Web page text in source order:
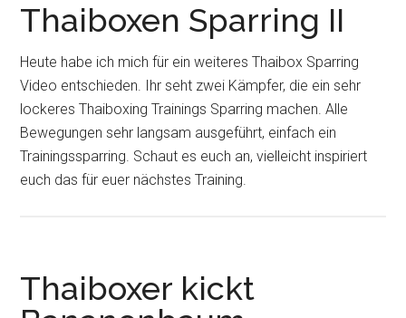
Thaiboxen Sparring II
Heute habe ich mich für ein weiteres Thaibox Sparring
Video entschieden. Ihr seht zwei Kämpfer, die ein sehr
lockeres Thaiboxing Trainings Sparring machen. Alle
Bewegungen sehr langsam ausgeführt, einfach ein
Trainingssparring. Schaut es euch an, vielleicht inspiriert
euch das für euer nächstes Training.
Thaiboxer kickt